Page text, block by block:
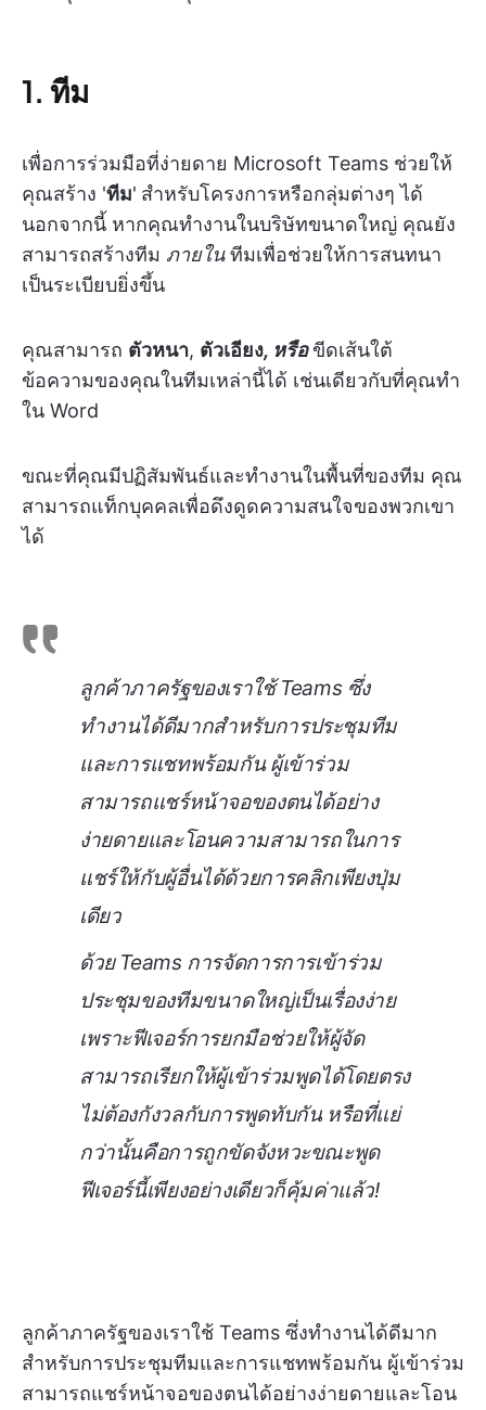
1. ทีม
เพื่อการร่วมมือที่ง่ายดาย Microsoft Teams ช่วยให้
คุณสร้าง 'ทีม' สำหรับโครงการหรือกลุ่มต่างๆ ได้
นอกจากนี้ หากคุณทำงานในบริษัทขนาดใหญ่ คุณยัง
สามารถสร้างทีม ภายในทีมเพื่อช่วยให้การสนทนา
เป็นระเบียบยิ่งขึ้น
คุณสามารถ ตัวหนา, ตัวเอียง, หรือ ขีดเส้นใต้
ข้อความของคุณในทีมเหล่านี้ได้ เช่นเดียวกับที่คุณทำ
ใน Word
ขณะที่คุณมีปฏิสัมพันธ์และทำงานในพื้นที่ของทีม คุณ
สามารถแท็กบุคคลเพื่อดึงดูดความสนใจของพวกเขา
ได้
ลูกค้าภาครัฐของเราใช้ Teams ซึ่ง
ทำงานได้ดีมากสำหรับการประชุมทีม
และการแชทพร้อมกัน ผู้เข้าร่วม
สามารถแชร์หน้าจอของตนได้อย่าง
ง่ายดายและโอนความสามารถในการ
แชร์ให้กับผู้อื่นได้ด้วยการคลิกเพียงปุ่ม
เดียว
ด้วย Teams การจัดการการเข้าร่วม
ประชุมของทีมขนาดใหญ่เป็นเรื่องง่าย
เพราะฟีเจอร์การยกมือช่วยให้ผู้จัด
สามารถเรียกให้ผู้เข้าร่วมพูดได้โดยตรง
ไม่ต้องกังวลกับการพูดทับกัน หรือที่แย่
กว่านั้นคือการถูกขัดจังหวะขณะพูด
ฟีเจอร์นี้เพียงอย่างเดียวก็คุ้มค่าแล้ว!
ลูกค้าภาครัฐของเราใช้ Teams ซึ่งทำงานได้ดีมาก
สำหรับการประชุมทีมและการแชทพร้อมกัน ผู้เข้าร่วม
สามารถแชร์หน้าจอของตนได้อย่างง่ายดายและโอน